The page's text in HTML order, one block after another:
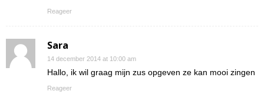
Reageer
Sara
14 december 2014 at 10:00 am
Hallo, ik wil graag mijn zus opgeven ze kan mooi zingen
Reageer